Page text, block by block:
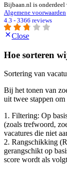
Bijbaan.nl is onderdeel
Algemene voorwaarden
4.3 - 3366 reviews
Close
Hoe sorteren
Sortering van
Bij het tonen van
uit twee stappen om
1. Filtering: Op
(zoals trefwoord,
vacatures die niet
2. Rangschikking
gerangschikt op
score wordt als